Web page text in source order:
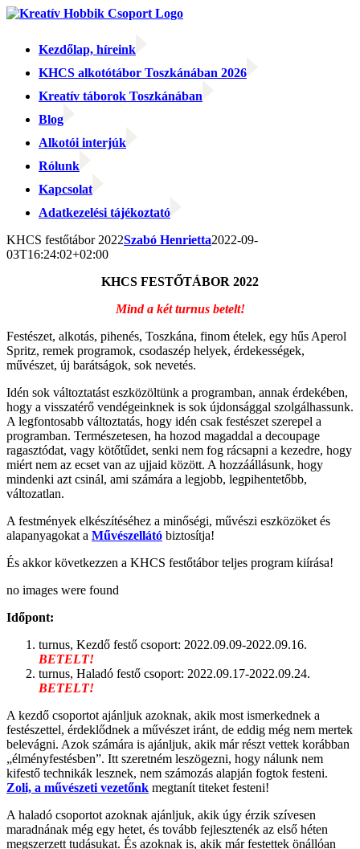
Kihagyás
Kezdőlap, híreink
KHCS alkotótábor Toszkánában 2026
Kreatív táborok Toszkánában
Blog
Alkotói interjúk
Rólunk
Kapcsolat
Adatkezelési tájékoztató
Facebook
Facebook
Email:
KHCS festőtábor 2022Szabó Henrietta2022-09-
03T16:24:02+02:00
KHCS FESTŐTÁBOR 2022
Mind a két turnus betelt!
Festészet, alkotás, pihenés, Toszkána, finom ételek, egy hűs Aperol
Spritz, remek programok, csodaszép helyek, érdekességek,
művészet, új barátságok, sok nevetés.
Idén sok változtatást eszközöltünk a programban, annak érdekében,
hogy a visszatérő vendégeinknek is sok újdonsággal szolgálhassunk.
A legfontosabb változtatás, hogy idén csak festészet szerepel a
programban. Természetesen, ha hozod magaddal a decoupage
ragasztódat, vagy kötőtűdet, senki nem fog rácsapni a kezedre, hogy
miért nem az ecset van az ujjaid között. A hozzáállásunk, hogy
mindenki azt csinál, ami számára a legjobb, legpihentetőbb,
változatlan.
A festmények elkészítéséhez a minőségi, művészi eszközöket és
alapanyagokat a Művészellátó biztosítja!
És akkor következzen a KHCS festőtábor teljes program kiírása!
no images were found
Időpont:
turnus, Kezdő festő csoport: 2022.09.09-2022.09.16.
BETELT!
turnus, Haladó festő csoport: 2022.09.17-2022.09.24.
BETELT!
A kezdő csoportot ajánljuk azoknak, akik most ismerkednek a
festészettel, érdeklődnek a művészet iránt, de eddig még nem mertek
belevágni. Azok számára is ajánljuk, akik már részt vettek korábban
„élményfestésben”. Itt szeretném leszögezni, hogy nálunk nem
kifestő technikák lesznek, nem számozás alapján fogtok festeni.
Zoli, a művészeti vezetőnk megtanít titeket festeni!
A haladó csoportot azoknak ajánljuk, akik úgy érzik szívesen
maradnának még egy hetet, és tovább fejlesztenék az első héten
megszerzett tudásukat. És azoknak is, akik már festettek önállóan